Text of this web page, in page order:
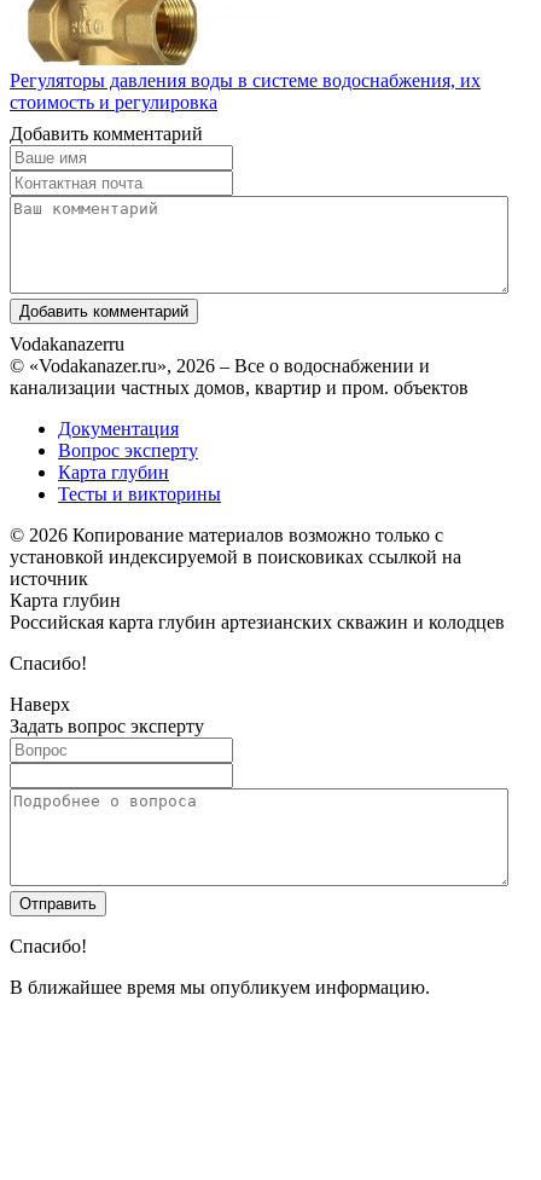
Регуляторы давления воды в системе водоснабжения, их
стоимость и регулировка
Добавить комментарий
Vodakanazerru
© «Vodakanazer.ru», 2026 – Все о водоснабжении и
канализации частных домов, квартир и пром. объектов
Документация
Вопрос эксперту
Карта глубин
Тесты и викторины
© 2026 Копирование материалов возможно только с
установкой индексируемой в поисковиках ссылкой на
источник
Карта глубин
Российская карта глубин артезианских скважин и колодцев
Спасибо!
Наверх
Задать вопрос эксперту
Спасибо!
В ближайшее время мы опубликуем информацию.